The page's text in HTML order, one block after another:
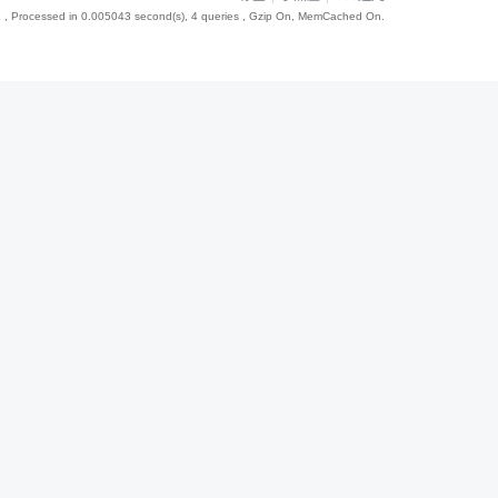
, Processed in 0.005043 second(s), 4 queries , Gzip On, MemCached On.